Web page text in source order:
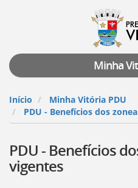
Prefeitura
Vitória
teclado:
para
a
página
instruções
de
acessibilidade
Minha
Início
Minha Vitória PDU
PDU - Benefícios dos
PDU - Benefícios
vigentes